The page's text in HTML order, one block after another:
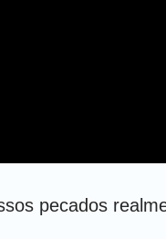
pecados